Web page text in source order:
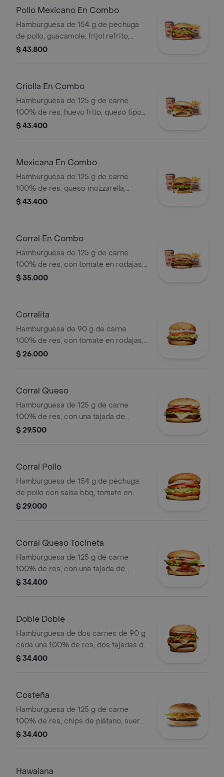
pet
Pollo Mexicano En Combo
Hamburguesa de 154 g de pechuga
de pollo, guacamole, frijol refrito,
tortillas de maíz, tomate, lechuga y
$ 43.800
Criolla En Combo
Hamburguesa de 125 g de carne
100% de res, huevo frito, queso tipo
mozzarella, cebolla grillé, tomate en
pet
$ 43.400
Mexicana En Combo
Hamburguesa de 125 g de carne
100% de res, queso mozzarella,
guacamole, fríjol refrito, tomate,
bebida pet
$ 43.400
Corral En Combo
Hamburguesa de 125 g de carne
100% de res, con tomate en rodajas,
cebolla en rodajas, lechuga y salsas
$ 35.000
Corralita
Hamburguesa de 90 g de carne
100% de res, con tomate en rodajas,
cebolla en rodajas, lechuga, salsa
$ 26.000
Corral Queso
Hamburguesa de 125 g de carne
100% de res, con una tajada de
queso tipo mozzarella, tomate en
mostaza
$ 29.500
Corral Pollo
Hamburguesa de 154 g de pechuga
de pollo con salsa bbq, tomate en
rodajas, cebolla en rodajas, lechuga y
$ 29.000
Corral Queso Tocineta
Hamburguesa de 125 g de carne
100% de res, con una tajada de
queso tipo mozzarella, tocineta,
$ 34.400
Doble Doble
Hamburguesa de dos carnes de 90 g
cada una 100% de res, dos tajadas de
queso tipo mozzarella, cebolla grillé,
$ 34.400
Costeña
Hamburguesa de 125 g de carne
100% de res, chips de plátano, suero,
queso costeño rallado y salsa blanca
$ 34.400
Hawaiana